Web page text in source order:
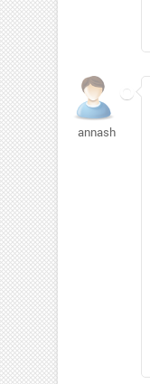
annashir